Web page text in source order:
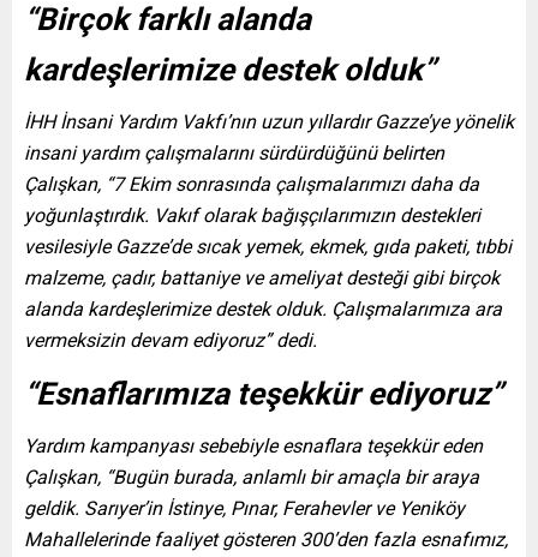
“Birçok farklı alanda
kardeşlerimize destek olduk”
İHH İnsani Yardım Vakfı’nın uzun yıllardır Gazze’ye yönelik
insani yardım çalışmalarını sürdürdüğünü belirten
Çalışkan, “7 Ekim sonrasında çalışmalarımızı daha da
yoğunlaştırdık. Vakıf olarak bağışçılarımızın destekleri
vesilesiyle Gazze’de sıcak yemek, ekmek, gıda paketi, tıbbi
malzeme, çadır, battaniye ve ameliyat desteği gibi birçok
alanda kardeşlerimize destek olduk. Çalışmalarımıza ara
vermeksizin devam ediyoruz” dedi.
“Esnaflarımıza teşekkür ediyoruz”
Yardım kampanyası sebebiyle esnaflara teşekkür eden
Çalışkan, “Bugün burada, anlamlı bir amaçla bir araya
geldik. Sarıyer’in İstinye, Pınar, Ferahevler ve Yeniköy
Mahallelerinde faaliyet gösteren 300’den fazla esnafımız,